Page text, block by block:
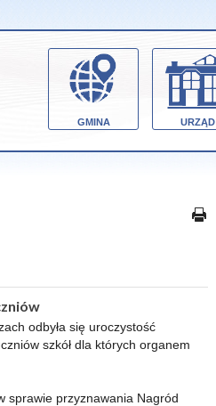
GMINA URZĄD
odbyła się uroczystość
szkół dla których organem
sprawie przyznawania Nagród